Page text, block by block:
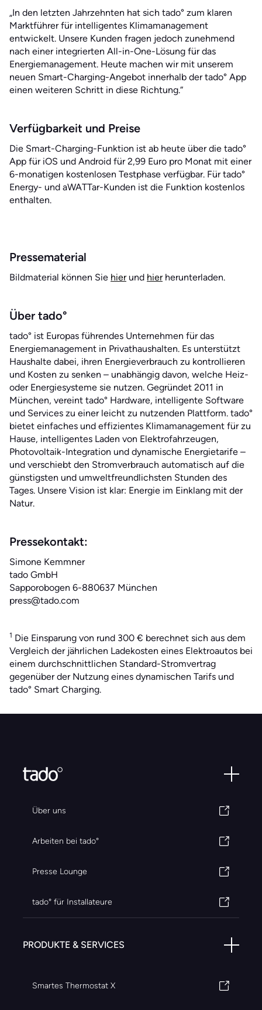
„In den letzten Jahrzehnten hat sich tado° zum klaren
Marktführer für intelligentes Klimamanagement
entwickelt. Unsere Kunden fragen jedoch zunehmend
nach einer integrierten All-in-One-Lösung für das
Energiemanagement. Heute machen wir mit unserem
neuen Smart-Charging-Angebot innerhalb der tado° App
einen weiteren Schritt in diese Richtung.“
Verfügbarkeit und Preise
Die Smart-Charging-Funktion ist ab heute über die tado°
App für iOS und Android für 2,99 Euro pro Monat mit einer
6-monatigen kostenlosen Testphase verfügbar. Für tado°
Energy- und aWATTar-Kunden ist die Funktion kostenlos
enthalten.
Pressematerial
Bildmaterial können Sie hierund hierherunterladen.
Über tado°
tado° ist Europas führendes Unternehmen für das
Energiemanagement in Privathaushalten. Es unterstützt
Haushalte dabei, ihren Energieverbrauch zu kontrollieren
und Kosten zu senken – unabhängig davon, welche Heiz-
oder Energiesysteme sie nutzen. Gegründet 2011 in
München, vereint tado° Hardware, intelligente Software
und Services zu einer leicht zu nutzenden Plattform. tado°
bietet einfaches und effizientes Klimamanagement für zu
Hause, intelligentes Laden von Elektrofahrzeugen,
Photovoltaik-Integration und dynamische Energietarife –
und verschiebt den Stromverbrauch automatisch auf die
günstigsten und umweltfreundlichsten Stunden des
Tages. Unsere Vision ist klar: Energie im Einklang mit der
Natur.
Pressekontakt:
Simone Kemmner
tado GmbH
Sapporobogen 6-880637 München
press@tado.com
1 Die Einsparung von rund 300 € berechnet sich aus dem
Vergleich der jährlichen Ladekosten eines Elektroautos bei
einem durchschnittlichen Standard-Stromvertrag
gegenüber der Nutzung eines dynamischen Tarifs und
tado° Smart Charging.
Über uns
Arbeiten bei tado°
Presse Lounge
tado° für Installateure
PRODUKTE & SERVICES
Smartes Thermostat X